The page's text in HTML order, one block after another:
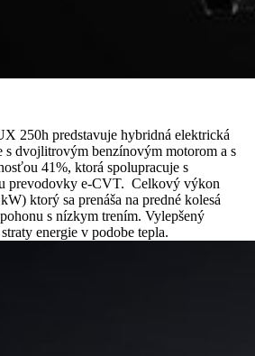
250h predstavuje hybridná elektrická
s dvojlitrovým benzínovým motorom a s
41%, ktorá spolupracuje s
prevodovky e-CVT. Celkový výkon
ktorý sa prenáša na predné kolesá
s nízkym trením. Vylepšený
energie v podobe tepla.